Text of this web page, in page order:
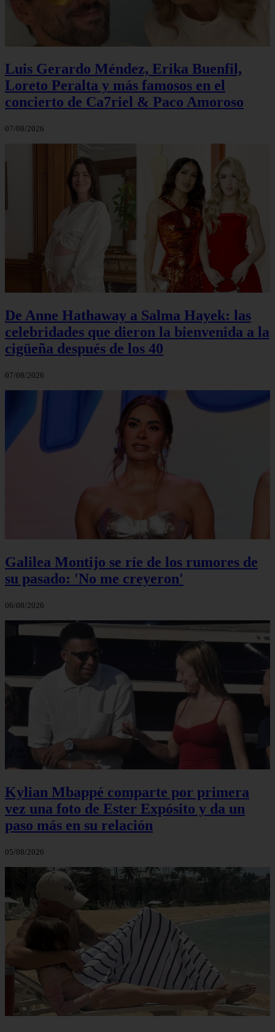
Luis Gerardo Méndez, Erika Buenfil,
Loreto Peralta y más famosos en el
concierto de Ca7riel & Paco Amoroso
07/08/2026
De Anne Hathaway a Salma Hayek: las
celebridades que dieron la bienvenida a la
cigüeña después de los 40
07/08/2026
Galilea Montijo se ríe de los rumores de
su pasado: 'No me creyeron'
06/08/2026
Kylian Mbappé comparte por primera
vez una foto de Ester Expósito y da un
paso más en su relación
05/08/2026